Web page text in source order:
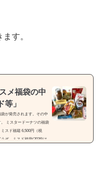
す。
メ福袋の中
」
が発売されます。その中
ミスタードーナツの福袋
スド福箱 6,500円（税
ぞ。ミスド福袋(2026)は